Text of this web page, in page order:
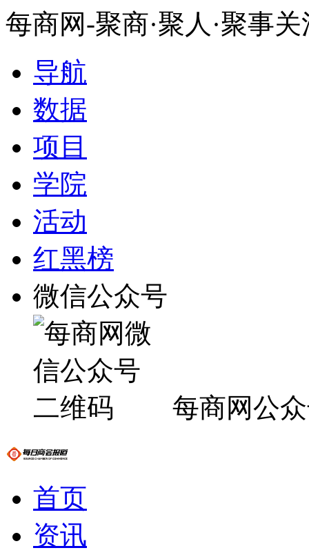
每商网-聚商·聚人·聚事
导航
数据
项目
学院
活动
红黑榜
微信公众号
每商网公
首页
资讯